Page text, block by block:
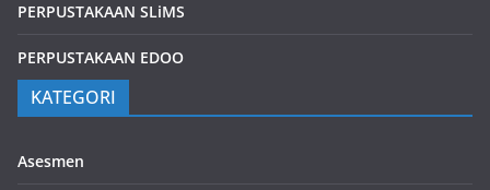
PERPUSTAKAAN SLiMS
PERPUSTAKAAN EDOO
KATEGORI
Asesmen